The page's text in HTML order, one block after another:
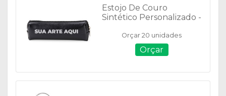
Estojo De Couro
Sintético Personalizado -
Orçar 20 unidades
Orçar